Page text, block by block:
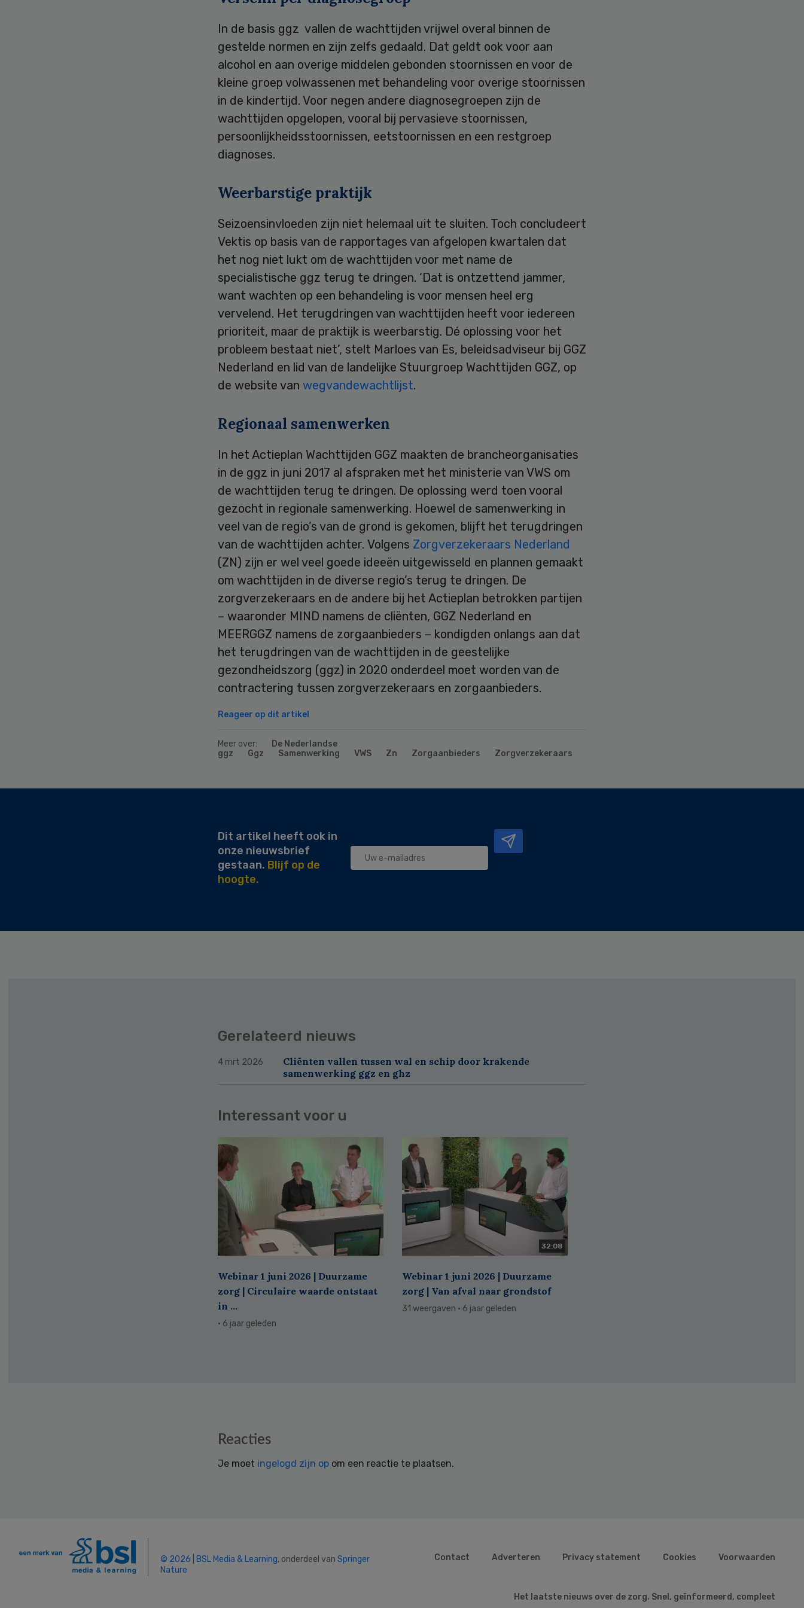
In de basis ggz vallen de wachttijden vrijwel overal binnen de
gestelde normen en zijn zelfs gedaald. Dat geldt ook voor aan
alcohol en aan overige middelen gebonden stoornissen en voor de
kleine groep volwassenen met behandeling voor overige stoornissen
in de kindertijd. Voor negen andere diagnosegroepen zijn de
wachttijden opgelopen, vooral bij pervasieve stoornissen,
persoonlijkheidsstoornissen, eetstoornissen en een restgroep
diagnoses.
Weerbarstige praktijk
Seizoensinvloeden zijn niet helemaal uit te sluiten. Toch concludeert
Vektis op basis van de rapportages van afgelopen kwartalen dat
het nog niet lukt om de wachttijden voor met name de
specialistische ggz terug te dringen. ‘Dat is ontzettend jammer,
want wachten op een behandeling is voor mensen heel erg
vervelend. Het terugdringen van wachttijden heeft voor iedereen
prioriteit, maar de praktijk is weerbarstig. Dé oplossing voor het
probleem bestaat niet’, stelt Marloes van Es, beleidsadviseur bij GGZ
Nederland en lid van de landelijke Stuurgroep Wachttijden GGZ, op
de website van wegvandewachtlijst.
Regionaal samenwerken
In het Actieplan Wachttijden GGZ maakten de brancheorganisaties
in de ggz in juni 2017 al afspraken met het ministerie van VWS om
de wachttijden terug te dringen. De oplossing werd toen vooral
gezocht in regionale samenwerking. Hoewel de samenwerking in
veel van de regio’s van de grond is gekomen, blijft het terugdringen
van de wachttijden achter. Volgens Zorgverzekeraars Nederland
(ZN) zijn er wel veel goede ideeën uitgewisseld en plannen gemaakt
om wachttijden in de diverse regio’s terug te dringen. De
zorgverzekeraars en de andere bij het Actieplan betrokken partijen
– waaronder MIND namens de cliënten, GGZ Nederland en
MEERGGZ namens de zorgaanbieders – kondigden onlangs aan dat
het terugdringen van de wachttijden in de geestelijke
gezondheidszorg (ggz) in 2020 onderdeel moet worden van de
contractering tussen zorgverzekeraars en zorgaanbieders.
Reageer op dit artikel
Meer over:
De Nederlandse
ggz
Ggz Samenwerking VWS Zn Zorgaanbieders Zorgverzekeraars
Secondary
Dit artikel heeft ook in
onze nieuwsbrief
gestaan. Blijf op de
hoogte.
Gerelateerd nieuws
4 mrt 2026
Cliënten vallen tussen wal en schip door krakende
samenwerking ggz en ghz
Interessant voor u
Webinar 1 juni 2026 | Duurzame
zorg | Circulaire waarde ontstaat
in ...
· 6 jaar geleden
32:08
Webinar 1 juni 2026 | Duurzame
zorg | Van afval naar grondstof
31 weergaven · 6 jaar geleden
Reacties
Je moet ingelogd zijn op om een reactie te plaatsen.
© 2026 | BSL Media & Learning, onderdeel van Springer
Nature
Contact Adverteren Privacy statement Cookies Voorwaarden
Het laatste nieuws over de zorg. Snel, geïnformeerd, compleet